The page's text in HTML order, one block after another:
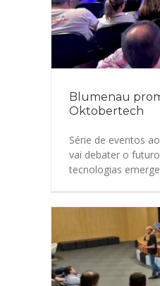
Blumenau
Oktobertech
Série de eventos
vai debater o
tecnologias